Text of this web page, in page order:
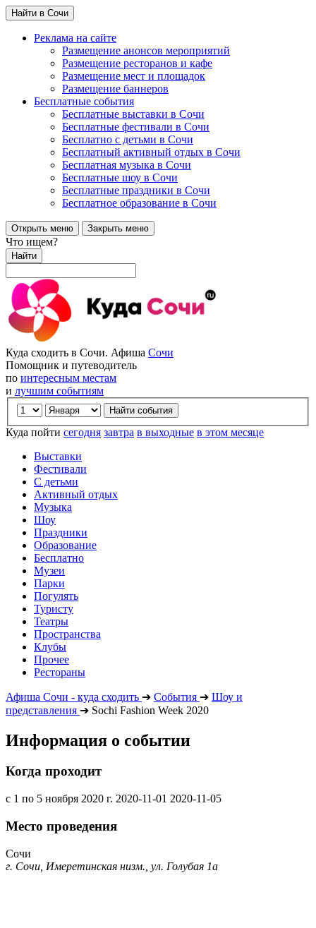
Найти в Сочи
Реклама на сайте
Размещение анонсов мероприятий
Размещение ресторанов и кафе
Размещение мест и площадок
Размещение баннеров
Бесплатные события
Бесплатные выставки в Сочи
Бесплатные фестивали в Сочи
Бесплатно с детьми в Сочи
Бесплатный активный отдых в Сочи
Бесплатная музыка в Сочи
Бесплатные шоу в Сочи
Бесплатные праздники в Сочи
Бесплатное образование в Сочи
Открыть меню Закрыть меню
Что ищем?
Найти
Куда сходить в Сочи. Афиша Сочи
Помощник и путеводитель
по интересным местам
и лучшим событиям
Куда пойти сегодня завтра в выходные в этом месяце
Выставки
Фестивали
С детьми
Активный отдых
Музыка
Шоу
Праздники
Образование
Бесплатно
Музеи
Парки
Погулять
Туристу
Театры
Пространства
Клубы
Прочее
Рестораны
Афиша Сочи - куда сходить ➔ События ➔ Шоу и
представления ➔ Sochi Fashiоn Week 2020
Информация о событии
Когда проходит
с 1 по 5 ноября 2020 г. 2020-11-01 2020-11-05
Место проведения
Сочи
г. Сочи, Имеретинская низм., ул. Голубая 1а